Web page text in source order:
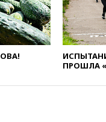
ПРОШЛА